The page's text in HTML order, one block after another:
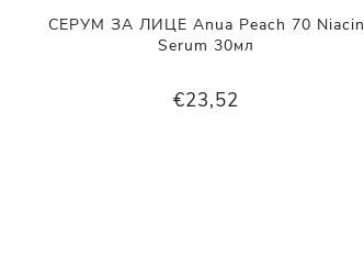
СЕРУМ ЗА ЛИЦЕ Anua Peach 70 Niacin
Serum 30мл
€23,52